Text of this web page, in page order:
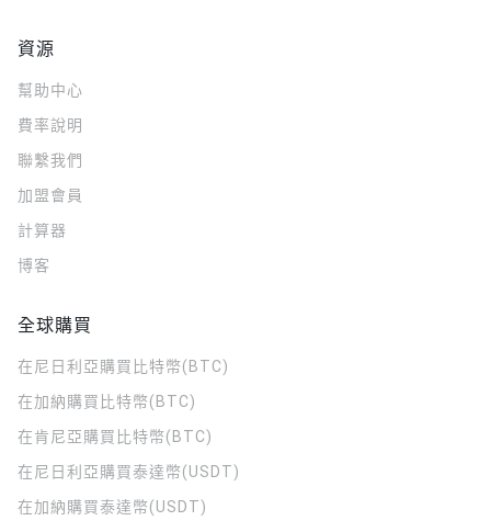
資源
幫助中心
費率說明
聯繫我們
加盟會員
計算器
博客
全球購買
在尼日利亞購買比特幣(BTC)
在加納購買比特幣(BTC)
在肯尼亞購買比特幣(BTC)
在尼日利亞購買泰達幣(USDT)
在加納購買泰達幣(USDT)